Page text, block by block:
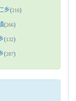
乡(216)
(266)
(132)
(287)